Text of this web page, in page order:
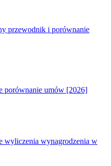
przewodnik i porównanie
porównanie umów [2026]
wyliczenia wynagrodzenia w